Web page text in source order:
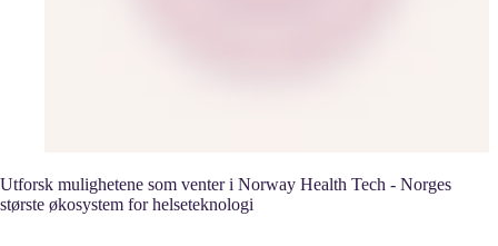
Utforsk mulighetene som venter i Norway Health Tech - Norges
største økosystem for helseteknologi